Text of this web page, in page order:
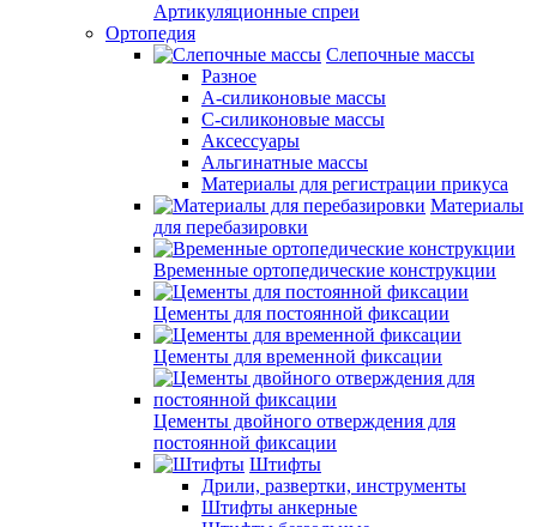
Артикуляционные спреи
Ортопедия
Слепочные массы
Разное
А-силиконовые массы
С-силиконовые массы
Аксессуары
Альгинатные массы
Материалы для регистрации прикуса
Материалы
для перебазировки
Временные ортопедические конструкции
Цементы для постоянной фиксации
Цементы для временной фиксации
Цементы двойного отверждения для
постоянной фиксации
Штифты
Дрили, развертки, инструменты
Штифты анкерные